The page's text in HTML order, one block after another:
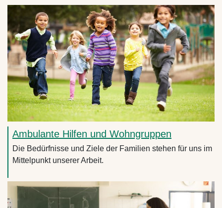
Ambulante Hilfen und Wohngruppen
Die Bedürfnisse und Ziele der Familien stehen für uns im
Mittelpunkt unserer Arbeit.